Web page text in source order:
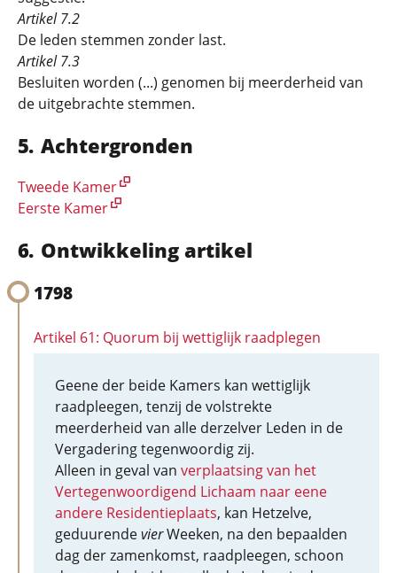
Artikel 7.2
De leden stemmen zonder last.
Artikel 7.3
Besluiten worden (...) genomen bij meerderheid van
de uitgebrachte stemmen.
Achtergronden
Tweede Kamer
Eerste Kamer
Ontwikkeling artikel
1798
Artikel 61: Quorum bij wettiglijk raadplegen
Geene der beide Kamers kan wettiglijk
raadpleegen, tenzij de volstrekte
meerderheid van alle derzelver Leden in de
Vergadering tegenwoordig zij.
Alleen in geval van verplaatsing van het
Vertegenwoordigend Lichaam naar eene
andere Residentieplaats, kan Hetzelve,
geduurendevierWeeken, na den bepaalden
dag der zamenkomst, raadpleegen, schoon